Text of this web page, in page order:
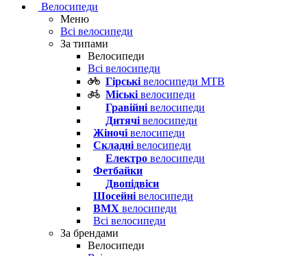
Велосипеди
Меню
Всі велосипеди
За типами
Велосипеди
Всі велосипеди
Гірські велосипеди MTB
Міські велосипеди
Гравійні велосипеди
Дитячі велосипеди
Жіночі велосипеди
Складні велосипеди
Електро велосипеди
Фетбайки
Двопідвіси
Шосейні велосипеди
BMX велосипеди
Всі велосипеди
За брендами
Велосипеди